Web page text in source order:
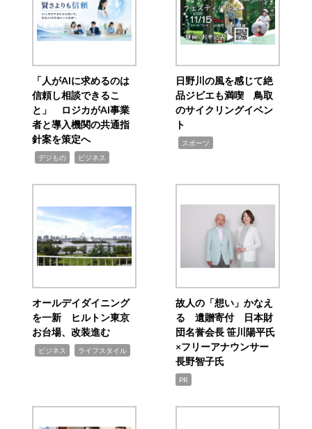
「人がAIに求めるのは
信頼し相談できるこ
と」 ロジカがAI事業
者と導入機関の共通指
針案を策定へ
デジもの ビジネス
日野川の風を感じて絶
品ジビエも満喫 鳥取
のサイクリングイベン
ト
スポーツ
オールデイダイニング
を一新 ヒルトン東京
お台場、改装進む
ビジネス ライフスタイル
故人の「想い」かなえ
る 遺贈寄付 日本財
団名誉会長 笹川陽平氏
×フリーアナウンサー
長野智子氏
PR